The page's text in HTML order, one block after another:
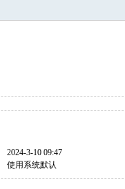
2024-3-10 09:47
使用系统默认